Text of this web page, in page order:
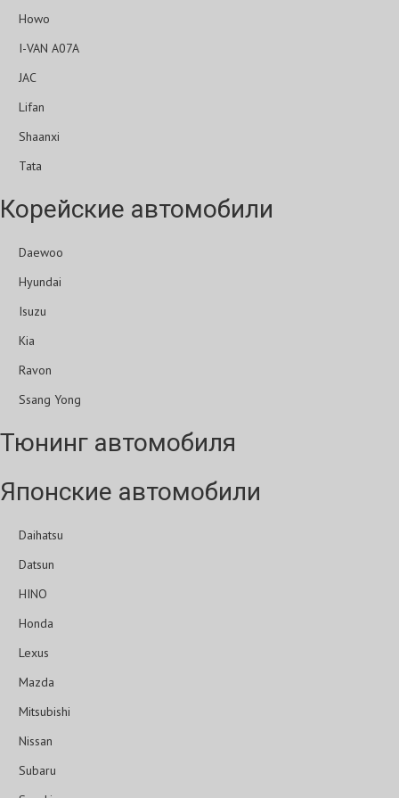
Howo
I-VAN A07A
JAC
Lifan
Shaanxi
Tata
Корейские автомобили
Daewoo
Hyundai
Isuzu
Kia
Ravon
Ssang Yong
Тюнинг автомобиля
Японские автомобили
Daihatsu
Datsun
HINO
Honda
Lexus
Mazda
Mitsubishi
Nissan
Subaru